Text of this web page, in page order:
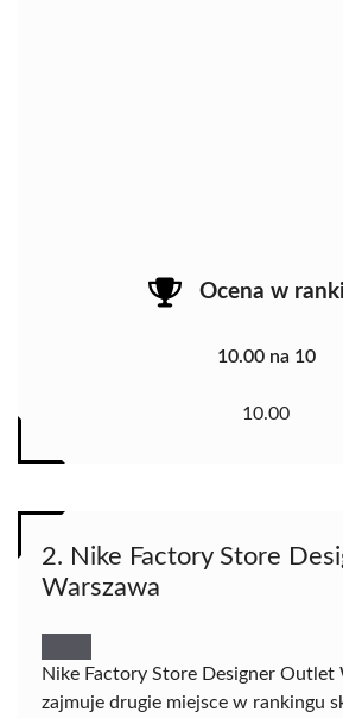
Ocena w
10.00 na 10
10.00
2. Nike Factory Store
Warszawa
Nike Factory Store Designer Outlet
zajmuje drugie miejsce w rankingu